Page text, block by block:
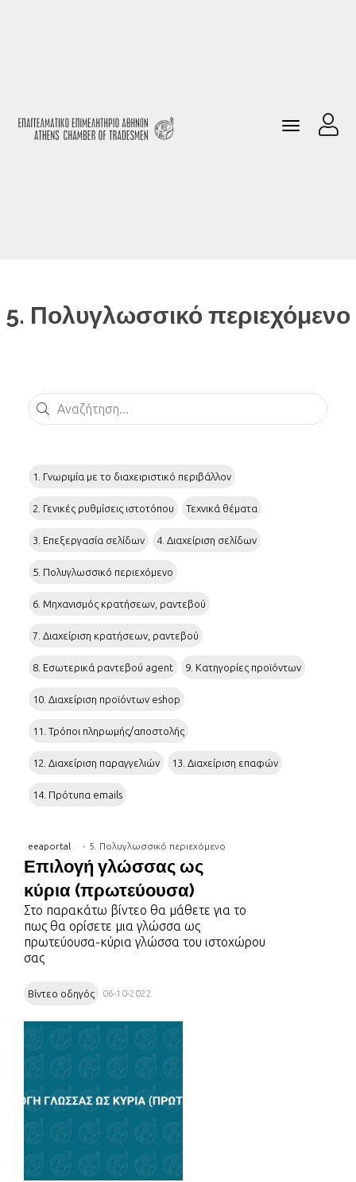
Toggle
navigation
5. Πολυγλωσσικό περιεχόμενο
Αναζήτηση
1. Γνωριμία με το διαχειριστικό περιβάλλον
2. Γενικές ρυθμίσεις ιστοτόπου Τεχνικά θέματα
3. Επεξεργασία σελίδων 4. Διαχείριση σελίδων
5. Πολυγλωσσικό περιεχόμενο
6. Μηχανισμός κρατήσεων, ραντεβού
7. Διαχείριση κρατήσεων, ραντεβού
8. Εσωτερικά ραντεβού agent 9. Κατηγορίες προϊόντων
10. Διαχείριση προϊόντων eshop
11. Τρόποι πληρωμής/αποστολής
12. Διαχείριση παραγγελιών 13. Διαχείριση επαφών
14. Πρότυπα emails
eeaportal 5. Πολυγλωσσικό περιεχόμενο
Επιλογή γλώσσας ως
κύρια (πρωτεύουσα)
Στο παρακάτω βίντεο θα μάθετε για το
πως θα ορίσετε μια γλώσσα ως
πρωτεύουσα-κύρια γλώσσα του ιστοχώρου
σας
Βίντεο οδηγός 06-10-2022